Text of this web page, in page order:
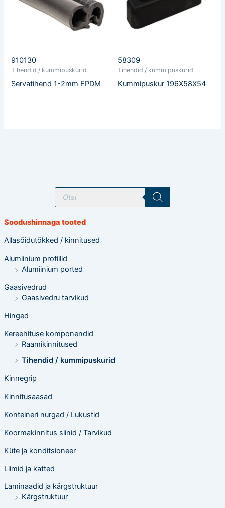
T
o
t
o
t
s
i
n
g
Soodushinnaga tooted
Allasõidutõkked / kinnitused
Alumiinium profiilid
Alumiinium ported
Gaasivedrud
Gaasivedru tarvikud
Hinged
Kereehituse komponendid
Raamikinnitused
Tihendid / kummipuskurid
Kinnegrip
Kinnitusaasad
Konteineri nurgad / Lukustid
Koormakinnitus siinid / Tarvikud
Küte ja konditsioneer
Liimid ja katted
Laminaadid ja kärgstruktuur
Kärgstruktuur
910130
Tihendid / kummipuskurid
Servatihend 1-2mm EPDM
58309
Tihendid / kummipuskurid
Kummipuskur 196X58X54